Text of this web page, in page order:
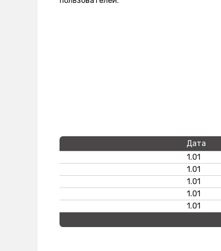
Дата
1.01
1.01
1.01
1.01
1.01